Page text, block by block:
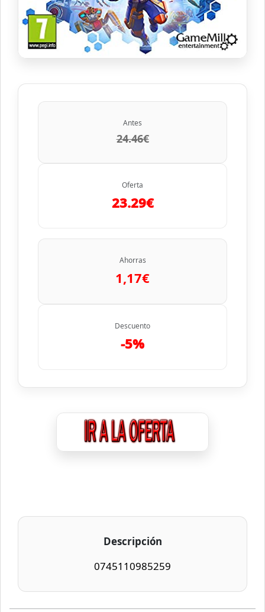
Antes
24.46€
Oferta
23.29€
Ahorras
1,17€
Descuento
-5%
Descripción
0745110985259